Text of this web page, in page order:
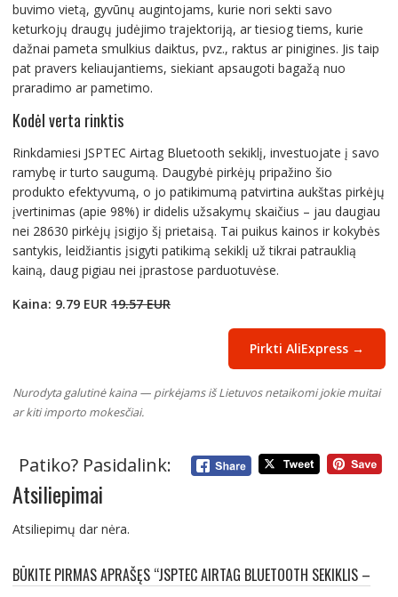
buvimo vietą, gyvūnų augintojams, kurie nori sekti savo
keturkojų draugų judėjimo trajektoriją, ar tiesiog tiems, kurie
dažnai pameta smulkius daiktus, pvz., raktus ar pinigines. Jis taip
pat pravers keliaujantiems, siekiant apsaugoti bagažą nuo
praradimo ar pametimo.
Kodėl verta rinktis
Rinkdamiesi JSPTEC Airtag Bluetooth sekiklį, investuojate į savo
ramybę ir turto saugumą. Daugybė pirkėjų pripažino šio
produkto efektyvumą, o jo patikimumą patvirtina aukštas pirkėjų
įvertinimas (apie 98%) ir didelis užsakymų skaičius – jau daugiau
nei 28630 pirkėjų įsigijo šį prietaisą. Tai puikus kainos ir kokybės
santykis, leidžiantis įsigyti patikimą sekiklį už tikrai patrauklią
kainą, daug pigiau nei įprastose parduotuvėse.
Kaina: 9.79 EUR 19.57 EUR
Pirkti AliExpress →
Nurodyta galutinė kaina — pirkėjams iš Lietuvos netaikomi jokie muitai
ar kiti importo mokesčiai.
Patiko? Pasidalink:
Atsiliepimai
Atsiliepimų dar nėra.
BŪKITE PIRMAS APRAŠĘS “JSPTEC AIRTAG BLUETOOTH SEKIKLIS –